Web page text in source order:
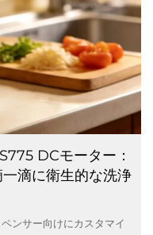
DCモーター：
滴に衛生的な洗浄
ンサー向けにカスタマイ